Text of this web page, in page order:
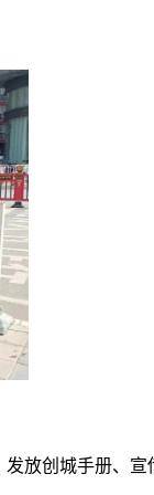
放创城手册、宣